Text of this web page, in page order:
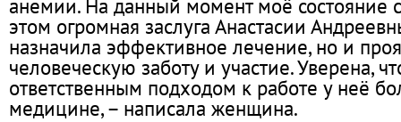
анемии. На данный момент моё состояние
этом огромная заслуга Анастасии
назначила эффективное лечение, но и
человеческую заботу и участие. Уверена,
ответственным подходом к работе у неё
медицине, – написала женщина.